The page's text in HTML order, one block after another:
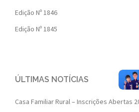
Edição Nº 1846
Edição Nº 1845
ÚLTIMAS NOTÍCIAS
Casa Familiar Rural – Inscrições Abertas